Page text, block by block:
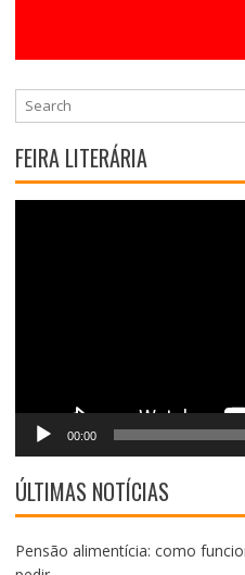
FEIRA LITERÁRIA
00:00
ÚLTIMAS NOTÍCIAS
Pensão alimentícia: como